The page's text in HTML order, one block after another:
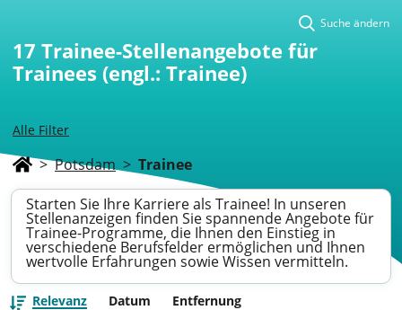
Alle Filter
Suche ändern
17 Trainee-Stellenangebote für
Trainees (engl.: Trainee)
> Potsdam > Trainee
Starten Sie Ihre Karriere als Trainee! In unseren
Stellenanzeigen finden Sie spannende Angebote für
Trainee-Programme, die Ihnen den Einstieg in
verschiedene Berufsfelder ermöglichen und Ihnen
wertvolle Erfahrungen sowie Wissen vermitteln.
Relevanz Datum Entfernung